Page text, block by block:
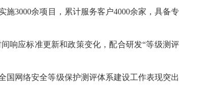
施3000余项目，累计服务客户4000余家，具备专
响应标准更新和政策变化，配合研发“等级测评
国网络安全等级保护测评体系建设工作表现突出